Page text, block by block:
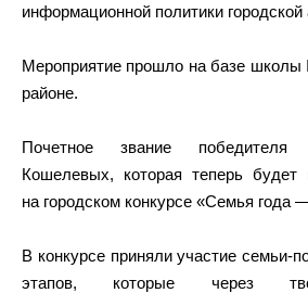
информационной политики
Мероприятие прошло на базе
районе.
Почетное звание победителя
Кошелевых, которая теперь будет
на городском конкурсе «Семья года
В конкурсе приняли участие семьи-
этапов, которые через